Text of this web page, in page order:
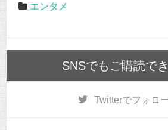
エンタメ
SNSでもご購読でき
Twitterでフォロ